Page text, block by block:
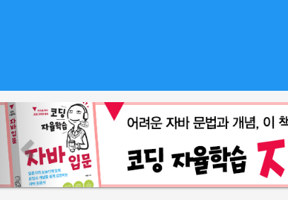
p
e
v
i